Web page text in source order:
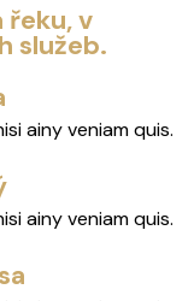
řeku, v
služeb.
ainy veniam quis.
ainy veniam quis.